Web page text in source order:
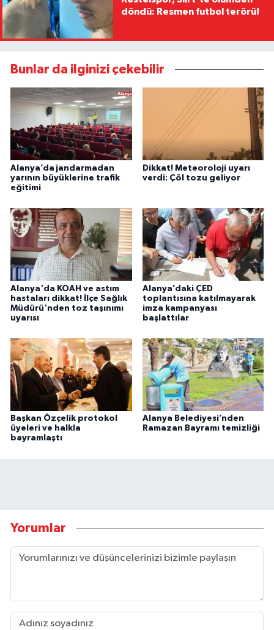
döndü: Resmen futbol terörü!
Bunlar da ilginizi çekebilir
Alanya’da jandarmadan
yarının büyüklerine trafik
eğitimi
Dikkat! Meteoroloji uyarı
verdi: Çöl tozu geliyor
Alanya'da KOAH ve astım
hastaları dikkat! İlçe Sağlık
Müdürü'nden toz taşınımı
uyarısı
Alanya’daki ÇED
toplantısına katılmayarak
imza kampanyası
başlattılar
Başkan Özçelik protokol
üyeleri ve halkla
bayramlaştı
Alanya Belediyesi’nden
Ramazan Bayramı temizliği
Yorumlar